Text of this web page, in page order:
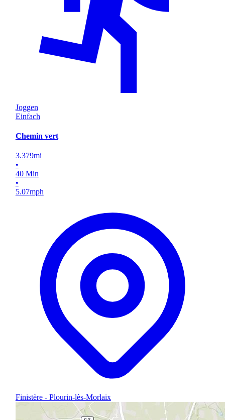
Joggen
Einfach
Chemin vert
3.379mi
•
40Min
•
5.07mph
Finistère - Plourin-lès-Morlaix